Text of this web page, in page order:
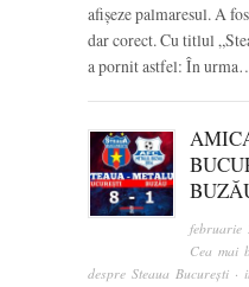
afișeze palmaresul. A
dar corect. Cu titlul
a pornit astfel: În
februarie
Cea mai
despre Steaua București ·